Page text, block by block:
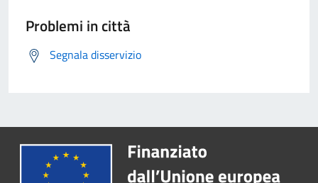
Problemi in città
Segnala disservizio